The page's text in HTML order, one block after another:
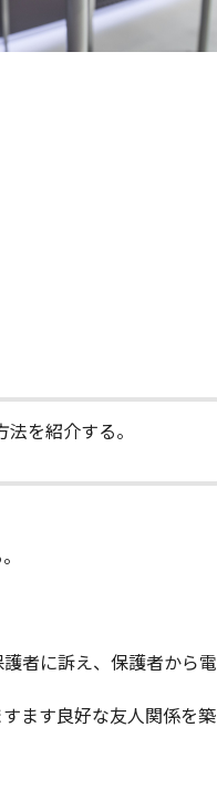
を紹介する。
者に訴え、保護者から電
ます良好な友人関係を築